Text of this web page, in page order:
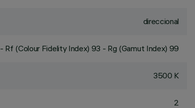
direccional
- Rf (Colour Fidelity Index) 93 - Rg (Gamut Index) 99
3500 K
2